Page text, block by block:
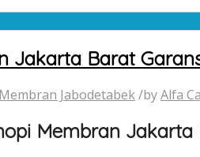
Jakarta Barat
Jabodetabek/byAlfa
Membran Jakarta